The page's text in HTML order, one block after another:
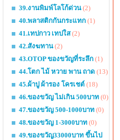
39.งานพิมพ์โลโก้ด่วน(2)
40.พลาสติกกันกระแทก (1)
41.เทปกาว เทปใส(2)
42.สังฆทาน(2)
43.OTOP ของขวัญที่ระลึก (1)
44.โตก ไม้ หวาย พาน ถาด (13)
45.ผ้าปู ผ้ารอง โครเชต์ (18)
46.ของขวัญ ไม่เกิน 500บาท (0)
47.ของขวัญ 500-1000บาท (0)
48.ของขวัญ 1-3000บาท (0)
49.ของขวัญ33000บาท ขึ้นไป